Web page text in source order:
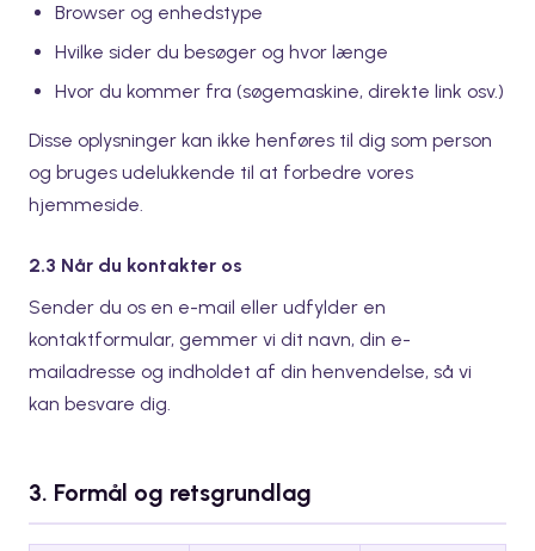
Browser og enhedstype
Hvilke sider du besøger og hvor længe
Hvor du kommer fra (søgemaskine, direkte link osv.)
Disse oplysninger kan ikke henføres til dig som person
og bruges udelukkende til at forbedre vores
hjemmeside.
2.3 Når du kontakter os
Sender du os en e-mail eller udfylder en
kontaktformular, gemmer vi dit navn, din e-
mailadresse og indholdet af din henvendelse, så vi
kan besvare dig.
3. Formål og retsgrundlag